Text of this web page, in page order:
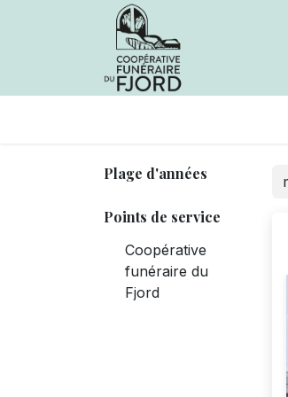
Plage d'années
Points de service
Coopérative
funéraire du
Fjord